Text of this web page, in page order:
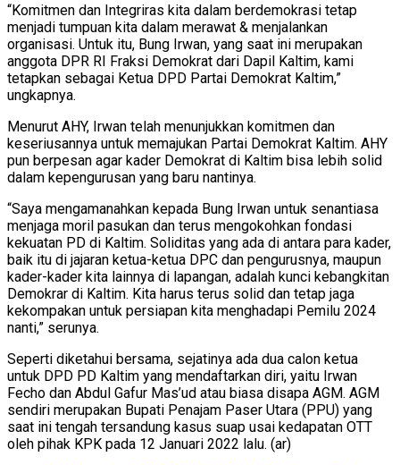
“Komitmen dan Integriras kita dalam berdemokrasi tetap
menjadi tumpuan kita dalam merawat & menjalankan
organisasi. Untuk itu, Bung Irwan, yang saat ini merupakan
anggota DPR RI Fraksi Demokrat dari Dapil Kaltim, kami
tetapkan sebagai Ketua DPD Partai Demokrat Kaltim,”
ungkapnya.
Menurut AHY, Irwan telah menunjukkan komitmen dan
keseriusannya untuk memajukan Partai Demokrat Kaltim. AHY
pun berpesan agar kader Demokrat di Kaltim bisa lebih solid
dalam kepengurusan yang baru nantinya.
“Saya mengamanahkan kepada Bung Irwan untuk senantiasa
menjaga moril pasukan dan terus mengokohkan fondasi
kekuatan PD di Kaltim. Soliditas yang ada di antara para kader,
baik itu di jajaran ketua-ketua DPC dan pengurusnya, maupun
kader-kader kita lainnya di lapangan, adalah kunci kebangkitan
Demokrar di Kaltim. Kita harus terus solid dan tetap jaga
kekompakan untuk persiapan kita menghadapi Pemilu 2024
nanti,” serunya.
Seperti diketahui bersama, sejatinya ada dua calon ketua
untuk DPD PD Kaltim yang mendaftarkan diri, yaitu Irwan
Fecho dan Abdul Gafur Mas’ud atau biasa disapa AGM. AGM
sendiri merupakan Bupati Penajam Paser Utara (PPU) yang
saat ini tengah tersandung kasus suap usai kedapatan OTT
oleh pihak KPK pada 12 Januari 2022 lalu. (ar)